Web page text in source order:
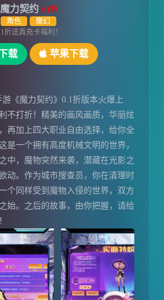
魔力契约 0.1折
角色
魔幻
折送真充卡福利！
载 苹果下载
《魔力契约》0.1折版本火爆上
不打折！精美的画风画质，华丽炫
再加上四大职业自由选择，给你全
是一个拥有高度机械文明的世界，
中，魔物突然来袭，潜藏在光影之
动。作为城市搜查员，你在清理时
个同样受到魔物入侵的世界，双方
始。之后的故事，由你把握，请给